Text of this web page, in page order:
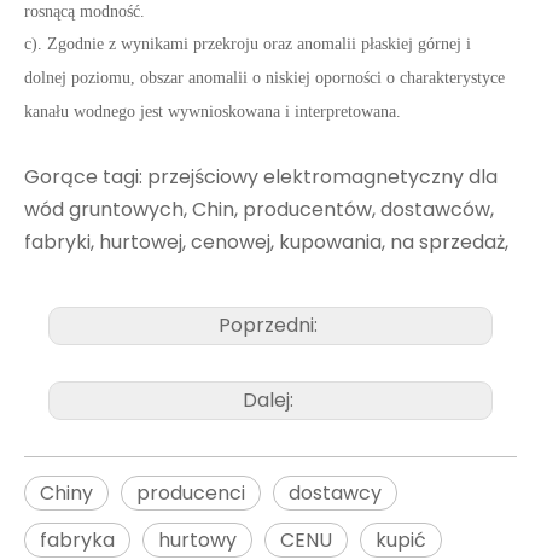
rosnącą modność.
c). Zgodnie z wynikami przekroju oraz anomalii płaskiej górnej i
dolnej poziomu, obszar anomalii o niskiej oporności o charakterystyce
kanału wodnego jest wywnioskowana i interpretowana.
Gorące tagi: przejściowy elektromagnetyczny dla
wód gruntowych, Chin, producentów, dostawców,
fabryki, hurtowej, cenowej, kupowania, na sprzedaż,
Poprzedni:
Dalej:
Chiny producenci
dostawcy
fabryka
hurtowy CENU
kupić